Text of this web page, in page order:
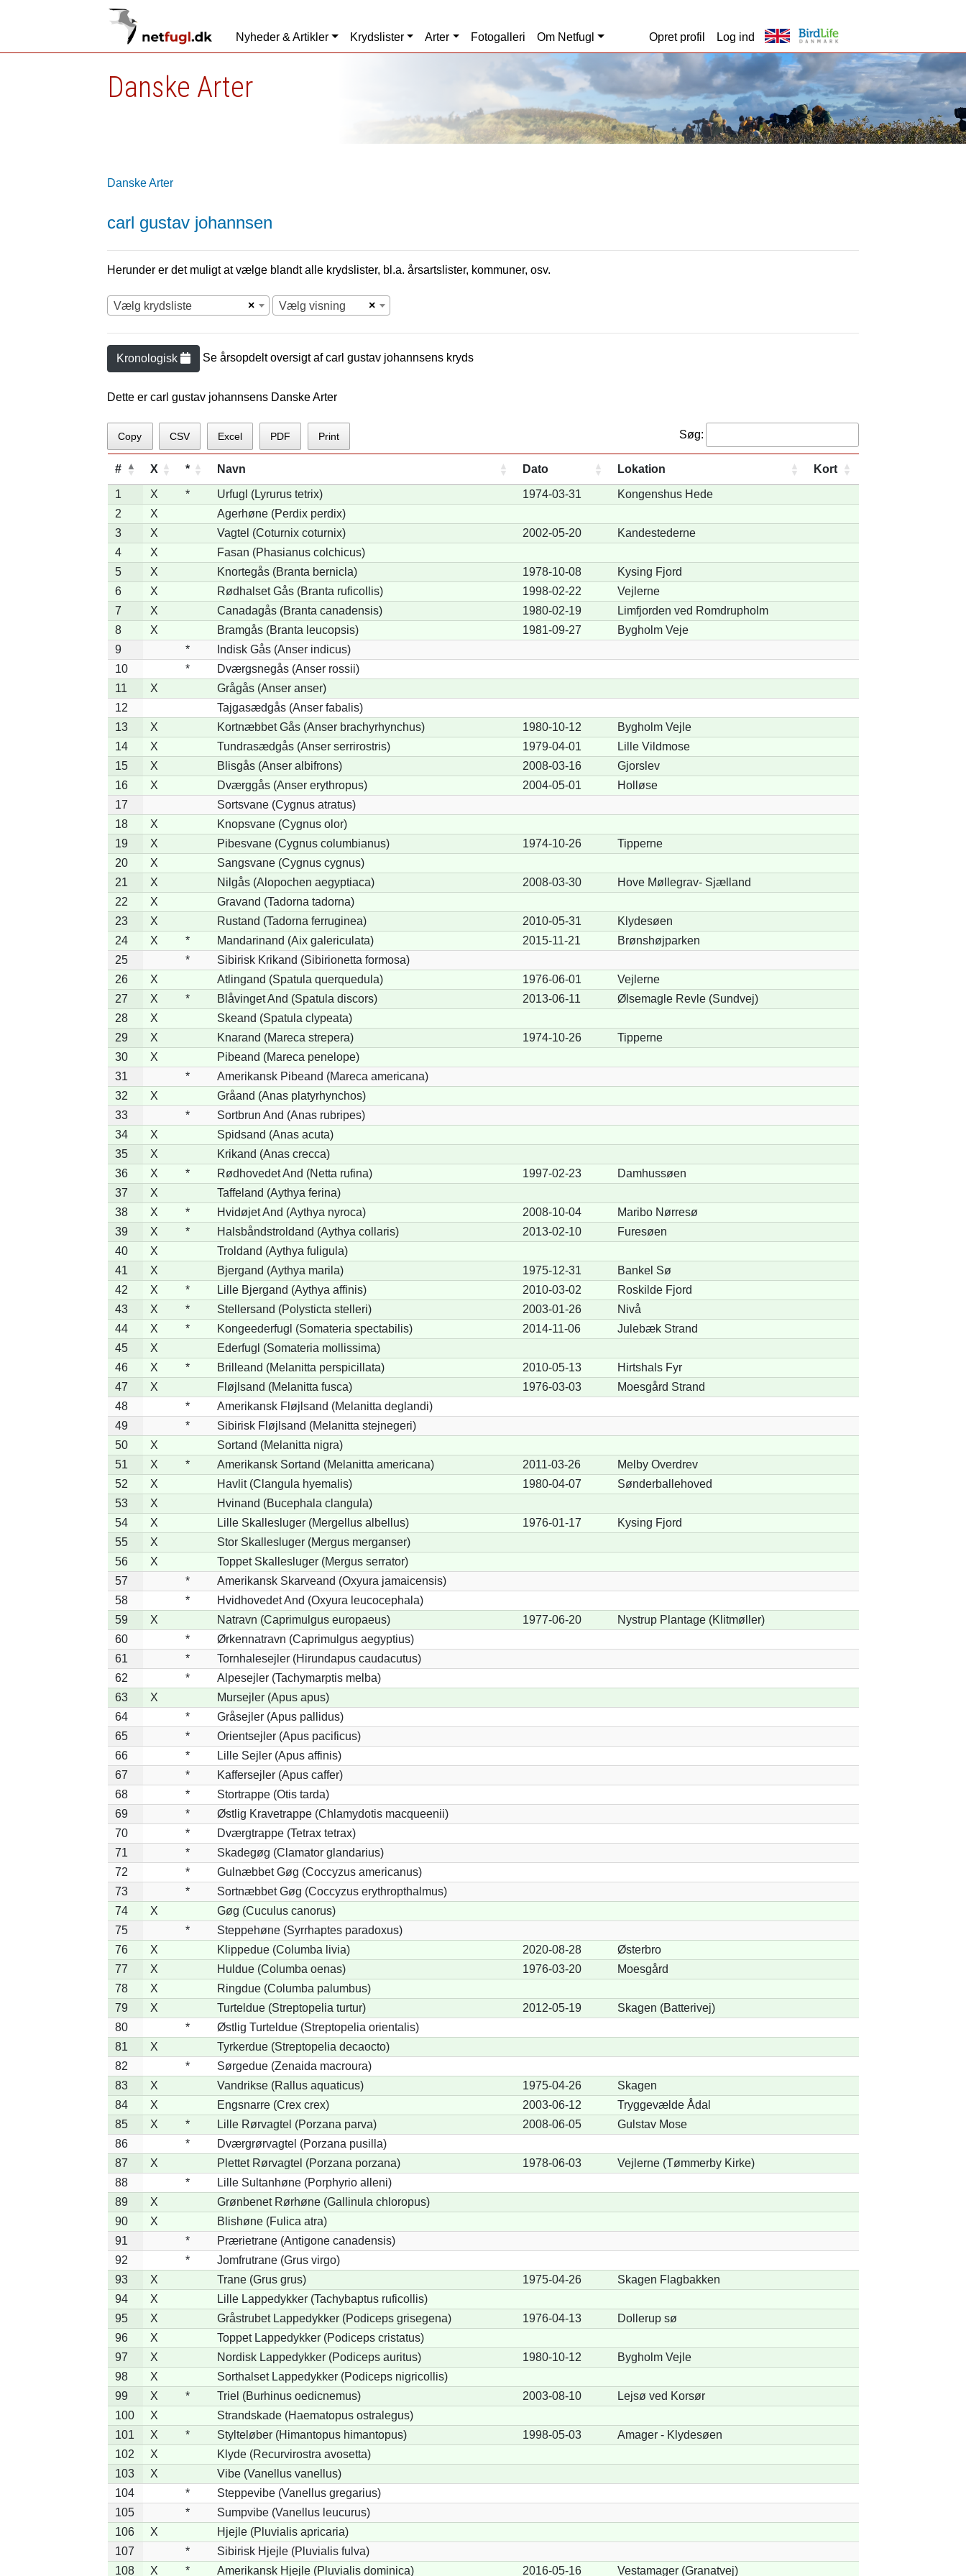
Nyheder & Artikler Krydslister Arter Fotogalleri Om Netfugl Opret profil Log ind
Danske Arter
Danske Arter
carl gustav johannsen
Herunder er det muligt at vælge blandt alle krydslister, bl.a. årsartslister, kommuner, osv.
×
Vælg krydsliste ×
Vælg visning
Kronologisk Se årsopdelt oversigt afcarl gustav johannsens kryds
Dette er carl gustav johannsens Danske Arter
Copy CSV Excel PDF Print Søg:
# X * Navn Dato Lokation Kort
1 X * Urfugl (Lyrurus tetrix) 1974-03-31
Kongenshus Hede
2
X
Agerhøne (Perdix perdix)
3
X Vagtel (Coturnix coturnix) 2002-05-20
Kandestederne
4
X
Fasan (Phasianus colchicus)
5
X Knortegås (Branta bernicla) 1978-10-08
Kysing Fjord
6
X Rødhalset Gås (Branta ruficollis) 1998-02-22
Vejlerne
7
X Canadagås (Branta canadensis) 1980-02-19
Limfjorden ved Romdrupholm
8
X Bramgås (Branta leucopsis) 1981-09-27
Bygholm Veje
9
*
Indisk Gås (Anser indicus)
10
*
Dværgsnegås (Anser rossii)
11
X
Grågås (Anser anser)
12
Tajgasædgås (Anser fabalis)
13
X Kortnæbbet Gås (Anser brachyrhynchus) 1980-10-12
Bygholm Vejle
14
X Tundrasædgås (Anser serrirostris) 1979-04-01
Lille Vildmose
15
X Blisgås (Anser albifrons) 2008-03-16
Gjorslev
16
X Dværggås (Anser erythropus) 2004-05-01
Holløse
17
Sortsvane (Cygnus atratus)
18
X
Knopsvane (Cygnus olor)
19
X Pibesvane (Cygnus columbianus) 1974-10-26
Tipperne
20
X
Sangsvane (Cygnus cygnus)
21
X Nilgås (Alopochen aegyptiaca) 2008-03-30
Hove Møllegrav- Sjælland
22
X
Gravand (Tadorna tadorna)
23
X Rustand (Tadorna ferruginea) 2010-05-31
Klydesøen
24
X * Mandarinand (Aix galericulata) 2015-11-21
Brønshøjparken
25
*
Sibirisk Krikand (Sibirionetta formosa)
26
X Atlingand (Spatula querquedula) 1976-06-01
Vejlerne
27
X * Blåvinget And (Spatula discors) 2013-06-11
Ølsemagle Revle (Sundvej)
28
X
Skeand (Spatula clypeata)
29
X Knarand (Mareca strepera) 1974-10-26
Tipperne
30
X
Pibeand (Mareca penelope)
31
*
Amerikansk Pibeand (Mareca americana)
32
X
Gråand (Anas platyrhynchos)
33
*
Sortbrun And (Anas rubripes)
34
X
Spidsand (Anas acuta)
35
X
Krikand (Anas crecca)
36
X * Rødhovedet And (Netta rufina) 1997-02-23
Damhussøen
37
X
Taffeland (Aythya ferina)
38
X * Hvidøjet And (Aythya nyroca) 2008-10-04
Maribo Nørresø
39
X * Halsbåndstroldand (Aythya collaris) 2013-02-10
Furesøen
40
X
Troldand (Aythya fuligula)
41
X Bjergand (Aythya marila) 1975-12-31
Bankel Sø
42
X * Lille Bjergand (Aythya affinis) 2010-03-02
Roskilde Fjord
43
X * Stellersand (Polysticta stelleri) 2003-01-26
Nivå
44
X * Kongeederfugl (Somateria spectabilis) 2014-11-06
Julebæk Strand
45
X
Ederfugl (Somateria mollissima)
46
X * Brilleand (Melanitta perspicillata) 2010-05-13
Hirtshals Fyr
47
X Fløjlsand (Melanitta fusca) 1976-03-03
Moesgård Strand
48
*
Amerikansk Fløjlsand (Melanitta deglandi)
49
*
Sibirisk Fløjlsand (Melanitta stejnegeri)
50
X
Sortand (Melanitta nigra)
51
X * Amerikansk Sortand (Melanitta americana) 2011-03-26
Melby Overdrev
52
X Havlit (Clangula hyemalis) 1980-04-07
Sønderballehoved
53
X
Hvinand (Bucephala clangula)
54
X Lille Skallesluger (Mergellus albellus) 1976-01-17
Kysing Fjord
55
X
Stor Skallesluger (Mergus merganser)
56
X
Toppet Skallesluger (Mergus serrator)
57
*
Amerikansk Skarveand (Oxyura jamaicensis)
58
*
Hvidhovedet And (Oxyura leucocephala)
59
X Natravn (Caprimulgus europaeus) 1977-06-20
Nystrup Plantage (Klitmøller)
60
*
Ørkennatravn (Caprimulgus aegyptius)
61
*
Tornhalesejler (Hirundapus caudacutus)
62
*
Alpesejler (Tachymarptis melba)
63
X
Mursejler (Apus apus)
64
*
Gråsejler (Apus pallidus)
65
*
Orientsejler (Apus pacificus)
66
*
Lille Sejler (Apus affinis)
67
*
Kaffersejler (Apus caffer)
68
*
Stortrappe (Otis tarda)
69
*
Østlig Kravetrappe (Chlamydotis macqueenii)
70
*
Dværgtrappe (Tetrax tetrax)
71
*
Skadegøg (Clamator glandarius)
72
*
Gulnæbbet Gøg (Coccyzus americanus)
73
*
Sortnæbbet Gøg (Coccyzus erythropthalmus)
74
X
Gøg (Cuculus canorus)
75
*
Steppehøne (Syrrhaptes paradoxus)
76
X Klippedue (Columba livia) 2020-08-28
Østerbro
77
X Huldue (Columba oenas) 1976-03-20
Moesgård
78
X
Ringdue (Columba palumbus)
79
X Turteldue (Streptopelia turtur) 2012-05-19
Skagen (Batterivej)
80
*
Østlig Turteldue (Streptopelia orientalis)
81
X
Tyrkerdue (Streptopelia decaocto)
82
*
Sørgedue (Zenaida macroura)
83
X Vandrikse (Rallus aquaticus) 1975-04-26
Skagen
84
X Engsnarre (Crex crex) 2003-06-12
Tryggevælde Ådal
85
X * Lille Rørvagtel (Porzana parva) 2008-06-05
Gulstav Mose
86
*
Dværgrørvagtel (Porzana pusilla)
87
X Plettet Rørvagtel (Porzana porzana) 1978-06-03
Vejlerne (Tømmerby Kirke)
88
*
Lille Sultanhøne (Porphyrio alleni)
89
X
Grønbenet Rørhøne (Gallinula chloropus)
90
X
Blishøne (Fulica atra)
91
*
Prærietrane (Antigone canadensis)
92
*
Jomfrutrane (Grus virgo)
93
X Trane (Grus grus) 1975-04-26
Skagen Flagbakken
94
X
Lille Lappedykker (Tachybaptus ruficollis)
95
X Gråstrubet Lappedykker (Podiceps grisegena) 1976-04-13
Dollerup sø
96
X
Toppet Lappedykker (Podiceps cristatus)
97
X Nordisk Lappedykker (Podiceps auritus) 1980-10-12
Bygholm Vejle
98
X
Sorthalset Lappedykker (Podiceps nigricollis)
99
X * Triel (Burhinus oedicnemus) 2003-08-10
Lejsø ved Korsør
100
X
Strandskade (Haematopus ostralegus)
101
X * Stylteløber (Himantopus himantopus) 1998-05-03
Amager - Klydesøen
102
X
Klyde (Recurvirostra avosetta)
103
X
Vibe (Vanellus vanellus)
104
*
Steppevibe (Vanellus gregarius)
105
*
Sumpvibe (Vanellus leucurus)
106
X
Hjejle (Pluvialis apricaria)
107
*
Sibirisk Hjejle (Pluvialis fulva)
108
X * Amerikansk Hjejle (Pluvialis dominica) 2016-05-16 Vestamager (Granatvej)